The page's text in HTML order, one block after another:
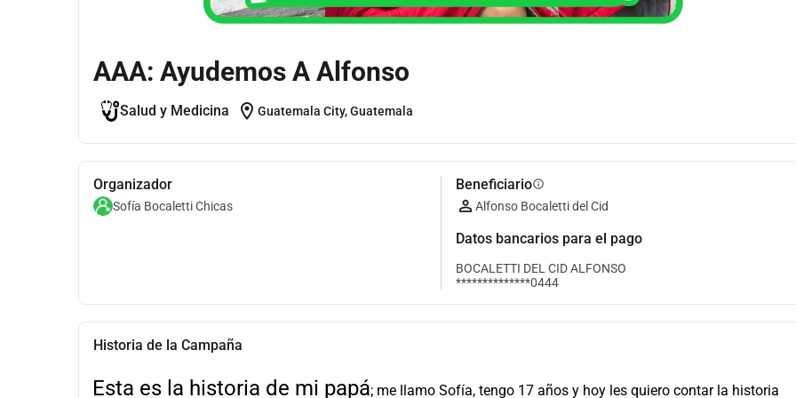
AAA: Ayudemos A Alfonso
Salud y Medicina location_on Guatemala City, Guatemala
Organizador
Sofía Bocaletti Chicas
Beneficiarioinfo
Alfonso Bocaletti del Cid
Datos bancarios para el pago
BOCALETTI DEL CID ALFONSO
**************0444
Historia de la Campaña
Esta es la historia de mi papá; me llamo Sofía, tengo 17 años y hoy les quiero contar la historia